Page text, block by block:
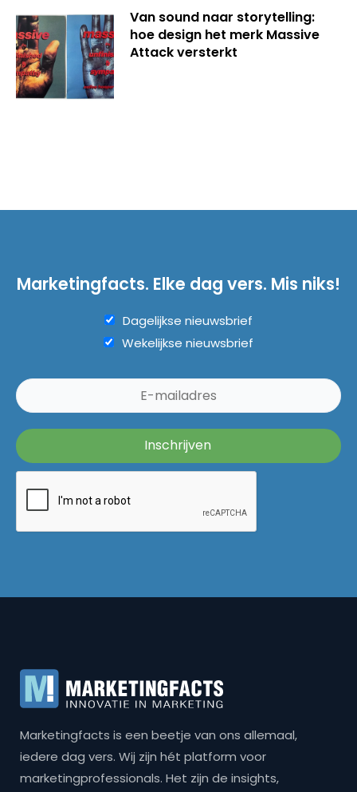
Van sound naar storytelling:
hoe design het merk Massive
Attack versterkt
Marketingfacts. Elke dag vers. Mis niks!
Dagelijkse nieuwsbrief
Wekelijkse nieuwsbrief
Marketingfacts is een beetje van ons allemaal,
iedere dag vers. Wij zijn hét platform voor
marketingprofessionals. Het zijn de insights,